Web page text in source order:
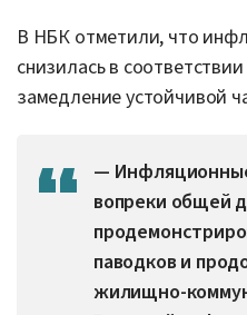
В НБК отметили, что
снизилась в
замедление устойчивой
—
вопреки общей
паводков и
жилищно-